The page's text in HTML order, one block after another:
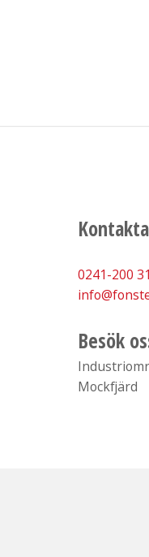
0241-200 31
Besök
Mockfjärd​​​​​​​